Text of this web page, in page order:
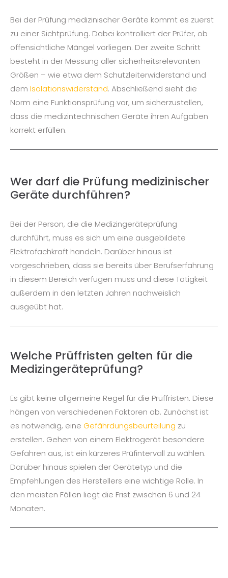
Bei der Prüfung medizinischer Geräte kommt es zuerst
zu einer Sichtprüfung. Dabei kontrolliert der Prüfer, ob
offensichtliche Mängel vorliegen. Der zweite Schritt
besteht in der Messung aller sicherheitsrelevanten
Größen – wie etwa dem Schutzleiterwiderstand und
dem Isolationswiderstand. Abschließend sieht die
Norm eine Funktionsprüfung vor, um sicherzustellen,
dass die medizintechnischen Geräte ihren Aufgaben
korrekt erfüllen.
Wer darf die Prüfung medizinischer
Geräte durchführen?
Bei der Person, die die Medizingeräteprüfung
durchführt, muss es sich um eine ausgebildete
Elektrofachkraft handeln. Darüber hinaus ist
vorgeschrieben, dass sie bereits über Berufserfahrung
in diesem Bereich verfügen muss und diese Tätigkeit
außerdem in den letzten Jahren nachweislich
ausgeübt hat.
Welche Prüffristen gelten für die
Medizingeräteprüfung?​
Es gibt keine allgemeine Regel für die Prüffristen. Diese
hängen von verschiedenen Faktoren ab. Zunächst ist
es notwendig, eine Gefährdungsbeurteilung zu
erstellen. Gehen von einem Elektrogerät besondere
Gefahren aus, ist ein kürzeres Prüfintervall zu wählen.
Darüber hinaus spielen der Gerätetyp und die
Empfehlungen des Herstellers eine wichtige Rolle. In
den meisten Fällen liegt die Frist zwischen 6 und 24
Monaten.